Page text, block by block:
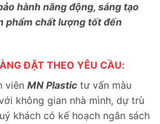
hành năng động, sáng tạo
phẩm chất lượng tốt đến
ĐẶT THEO YÊU CẦU:
viên MN Plastic tư vấn màu
không gian nhà mình, dự trù
khách có kế hoạch ngân sách